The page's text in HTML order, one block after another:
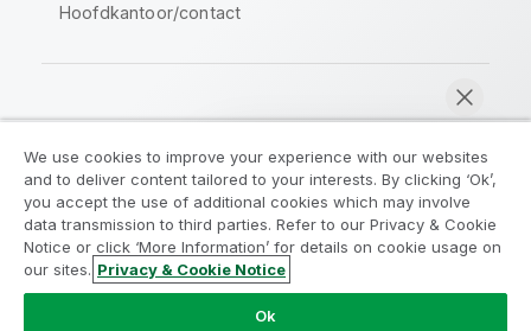
Hoofdkantoor/contact
Juridische overeenkomsten
Productvoorwaarden
Legal Policies
Legal Policies
Gebruiksvoorwaarden
Handelsmerken
Do Not Share My Info
Copyright © 1993-2026 QlikTech International AB. Alle
We use cookies to improve your experience with our websites
and to deliver content tailored to your interests. By clicking ‘Ok’,
you accept the use of additional cookies which may involve
data transmission to third parties. Refer to our Privacy & Cookie
Notice or click ‘More Information’ for details on cookie usage on
our sites. Privacy & Cookie Notice
Ok